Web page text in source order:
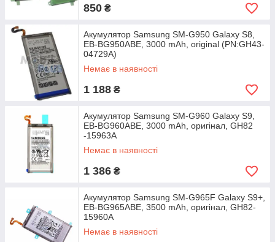
850 ₴
Акумулятор Samsung SM-G950 Galaxy S8,
EB-BG950ABE, 3000 mAh, original (PN:GH43-
04729A)
Немає в наявності
1 188 ₴
Акумулятор Samsung SM-G960 Galaxy S9,
EB-BG960ABE, 3000 mAh, оригінал, GH82
-15963A
Немає в наявності
1 386 ₴
Акумулятор Samsung SM-G965F Galaxy S9+,
EB-BG965ABE, 3500 mAh, оригінал, GH82-
15960A
Немає в наявності